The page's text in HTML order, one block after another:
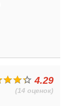
4.29
(14 оценок)